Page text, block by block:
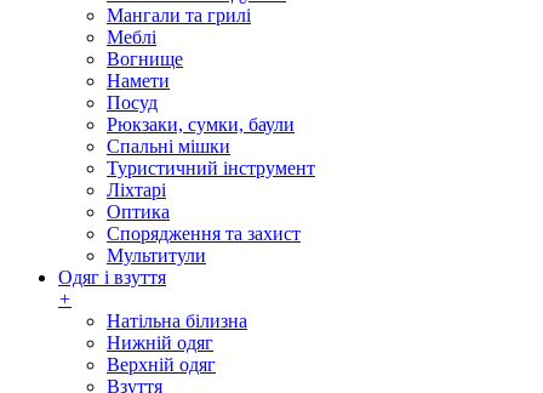
Мангали та грилі
Меблі
Вогнище
Намети
Посуд
Рюкзаки, сумки, баули
Спальні мішки
Туристичний інструмент
Ліхтарі
Оптика
Спорядження та захист
Мультитули
Одяг і взуття
+
Натільна білизна
Нижній одяг
Верхній одяг
Взуття